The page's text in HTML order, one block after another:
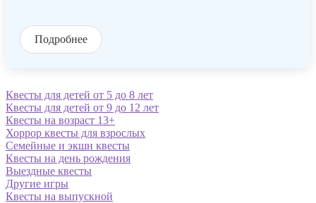
Подробнее
Квесты для детей от 5 до 8 лет
Квесты для детей от 9 до 12 лет
Квесты на возраст 13+
Хоррор квесты для взрослых
Семейные и экшн квесты
Квесты на день рождения
Выездные квесты
Другие игры
Квесты на выпускной